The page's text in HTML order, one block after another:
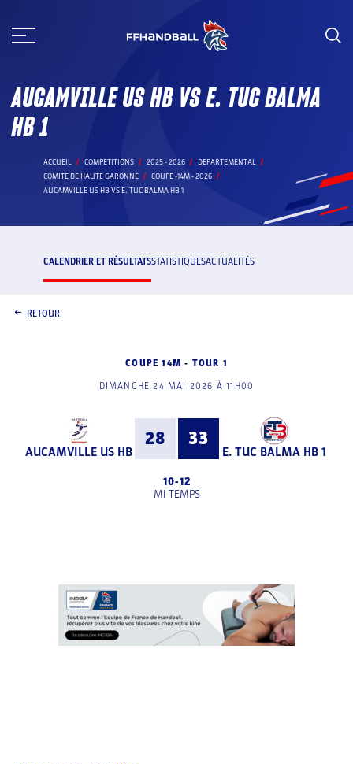
au
AUCAMVILLE US HB VS E. TUC BALMA
HB 1
ACCUEIL COMPÉTITIONS 2025 - 2026
DEPARTEMENTAL
COMITE DE HAUTE GARONNE
COUPE -14M - 2026
AUCAMVILLE US HB VS E. TUC BALMA HB 1
CALENDRIER ET RÉSULTATSSTATISTIQUESACTUALITÉS
RETOUR
COUPE 14M - TOUR 1
DIMANCHE 24 MAI 2026 À 11H00
AUCAMVILLE US HB
28 33
E. TUC BALMA HB 1
10-12
MI-TEMPS